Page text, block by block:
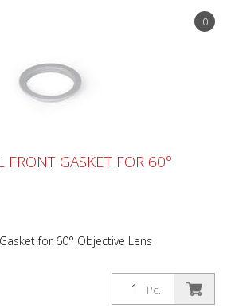
0
Pc.
GASKET FOR 60°
for 60° Objective Lens